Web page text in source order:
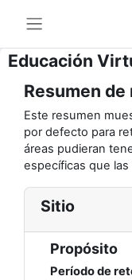
Educación
Resumen
Este resumen
por defecto para
áreas pudieran
específicas que las
Sitio
Propósito
Período de